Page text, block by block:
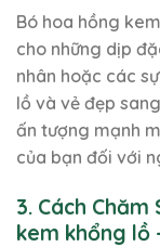
Bó hoa hồng
cho những dịp
nhân hoặc các
lồ và vẻ đẹp
ấn tượng mạnh
của bạn đối với
3. Cách
kem khổng lồ